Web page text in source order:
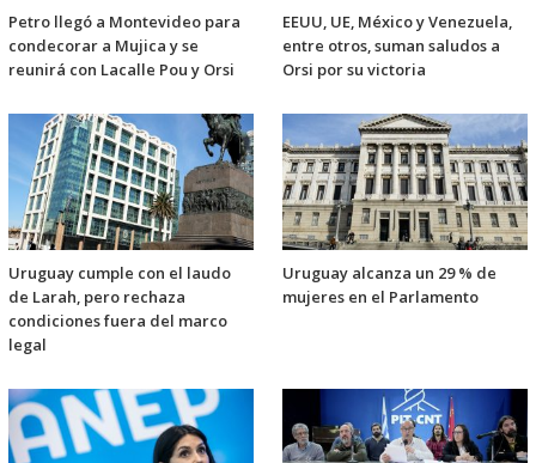
Petro llegó a Montevideo para
condecorar a Mujica y se
reunirá con Lacalle Pou y Orsi
EEUU, UE, México y Venezuela,
entre otros, suman saludos a
Orsi por su victoria
Uruguay cumple con el laudo
de Larah, pero rechaza
condiciones fuera del marco
legal
Uruguay alcanza un 29 % de
mujeres en el Parlamento